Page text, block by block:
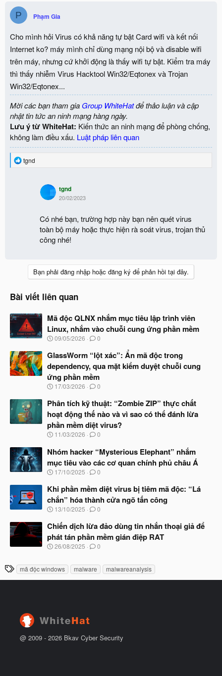
P Phạm Gia
Cho mình hỏi Virus có khả năng tự bật Card wifi và kết nối
Internet ko? máy mình chỉ dùng mạng nội bộ và disable wifi
trên máy, nhưng cứ khởi động là thấy wifi tự bật. Kiểm tra máy
thì thấy nhiễm Virus Hacktool Win32/Eqtonex và Trojan
Win32/Eqtonex...
Mời các bạn tham gia Group WhiteHatđể thảo luận và cập
nhật tin tức an ninh mạng hàng ngày.
Lưu ý từ WhiteHat: Kiến thức an ninh mạng để phòng chống,
không làm điều xấu. Luật pháp liên quan
R
tgnd
tgnd
20/02/2023
Có nhé bạn, trường hợp này bạn nên quét virus
toàn bộ máy hoặc thực hiện rà soát virus, trojan thủ
công nhé!
Bạn phải đăng nhập hoặc đăng ký để phản hồi tại đây.
Bài viết liên quan
Mã độc QLNX nhắm mục tiêu lập trình viên
Linux, nhắm vào chuỗi cung ứng phần mềm
N
à
b
ắ
t
ầ
u
09/05/2026 0
GlassWorm “lột xác”: Ẩn mã độc trong
dependency, qua mặt kiểm duyệt chuỗi cung
ứng phần mềm
N
à
b
ắ
t
ầ
u
17/03/2026 0
Phân tích kỹ thuật: “Zombie ZIP” thực chất
hoạt động thế nào và vì sao có thể đánh lừa
phần mềm diệt virus?
N
à
y
b
ắ
đ
ầ
u
11/03/2026 0
Nhóm hacker “Mysterious Elephant” nhắm
mục tiêu vào các cơ quan chính phủ châu Á
N
à
b
ắ
đ
ầ
u
17/10/2025 0
Khi phần mềm diệt virus bị tiêm mã độc: “Lá
chắn” hóa thành cửa ngõ tấn công
N
à
b
ắ
đ
ầ
u
13/10/2025 0
Chiến dịch lừa đảo dùng tin nhắn thoại giả để
phát tán phần mềm gián điệp RAT
N
y
u
26/08/2025 0
T
h
mã độc windows malware malwareanalysis
@ 2009 - 2026 Bkav Cyber Security